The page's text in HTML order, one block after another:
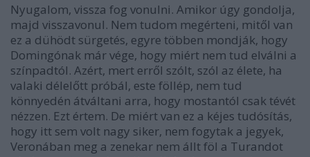
Nyugalom, vissza fog vonulni. Amikor úgy gondolja,
majd visszavonul. Nem tudom megérteni, mitől van
ez a dühödt sürgetés, egyre többen mondják, hogy
Domingónak már vége, hogy miért nem tud elválni a
színpadtól. Azért, mert erről szólt, szól az élete, ha
valaki délelőtt próbál, este föllép, nem tud
könnyedén átváltani arra, hogy mostantól csak tévét
nézzen. Ezt értem. De miért van ez a kéjes tudósítás,
hogy itt sem volt nagy siker, nem fogytak a jegyek,
Veronában meg a zenekar nem állt föl a Turandot